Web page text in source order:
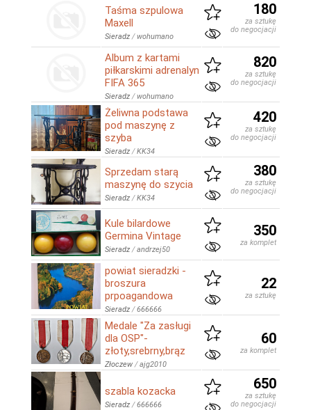
Taśma szpulowa
Maxell
Sieradz /wohumano
180
za sztukę
do negocjacji
Album z kartami
piłkarskimi adrenalyn
FIFA 365
Sieradz /wohumano
820
za sztukę
do negocjacji
Żeliwna podstawa
pod maszynę z
szyba
Sieradz /KK34
420
za sztukę
do negocjacji
Sprzedam starą
maszynę do szycia
Sieradz /KK34
380
za sztukę
do negocjacji
Kule bilardowe
Germina Vintage
Sieradz /andrzej50
350
za komplet
powiat sieradzki -
broszura
prpoagandowa
Sieradz /666666
22
za sztukę
Medale "Za zasługi
dla OSP"-
złoty,srebrny,brąz
Złoczew /ajg2010
60
za komplet
szabla kozacka
Sieradz /666666
650
za sztukę
do negocjacji